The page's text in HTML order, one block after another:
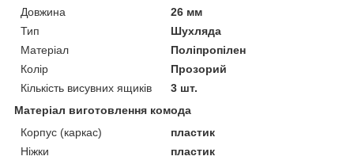
Довжина
26 мм
Тип
Шухляда
Матеріал
Поліпропілен
Колір
Прозорий
Кількість висувних ящиків
3 шт.
Матеріал виготовлення комода
Корпус (каркас)
пластик
Ніжки
пластик